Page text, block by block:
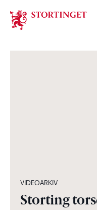
Stortinget.no
VIDEOARKIV
Storting